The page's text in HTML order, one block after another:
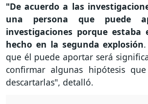
"De acuerdo a las
una persona que puede
investigaciones porque
hecho en la segunda explosión
que él puede aportar será
confirmar algunas hipótesis
descartarlas", detalló.